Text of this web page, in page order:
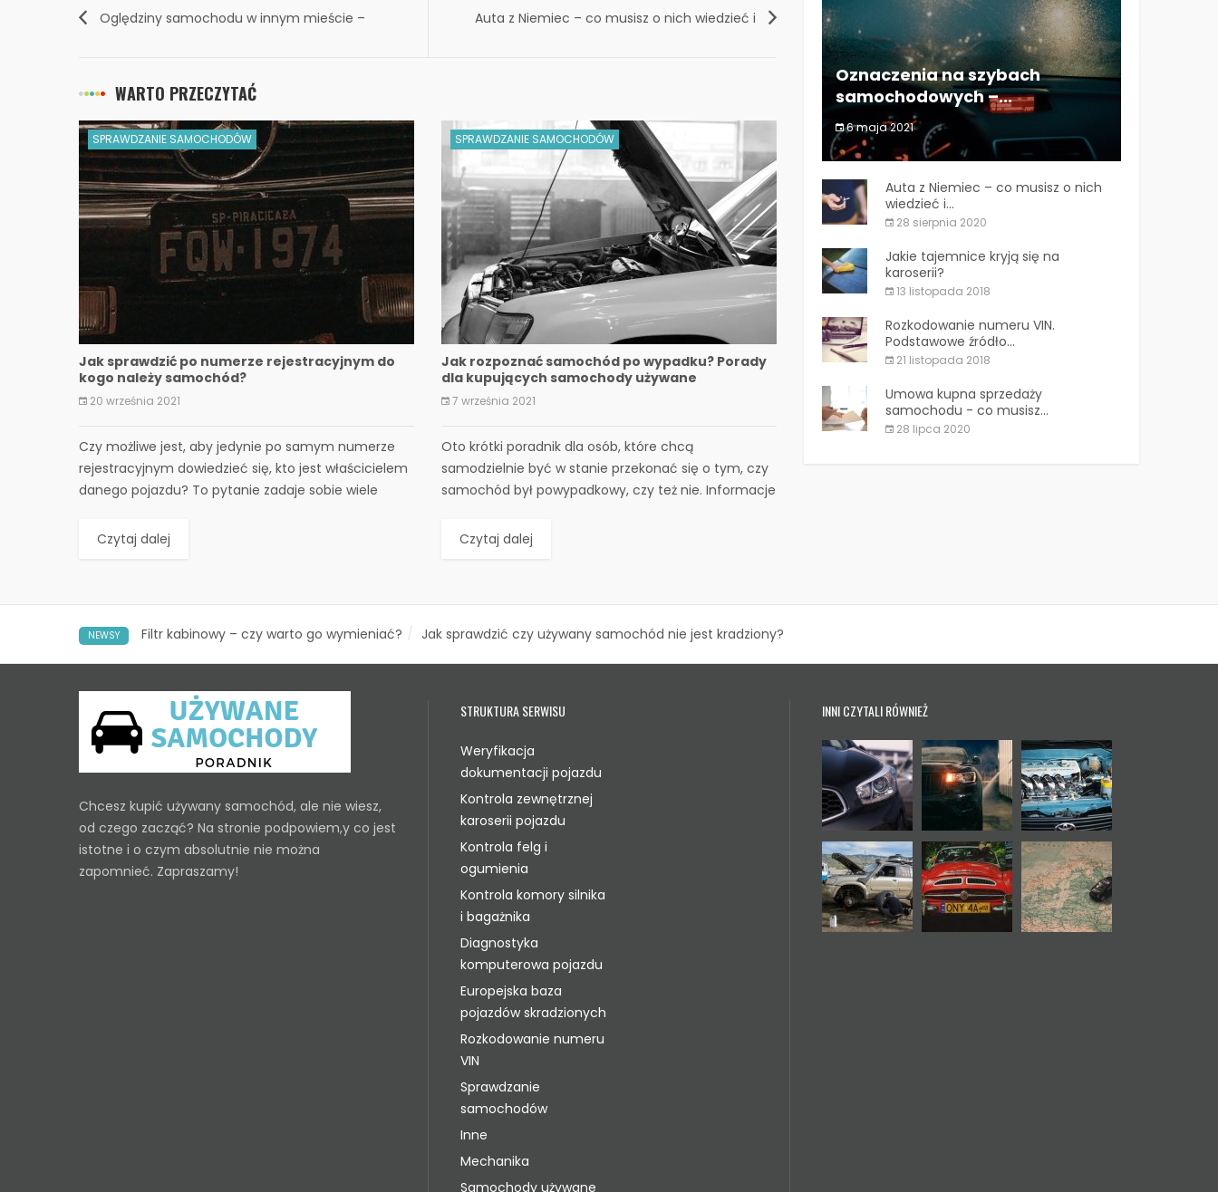
Oględziny samochodu w innym mieście –
Auta z Niemiec – co musisz o nich wiedzieć i
WARTO PRZECZYTAĆ
SPRAWDZANIE SAMOCHODÓW
Jak sprawdzić po numerze rejestracyjnym do
kogo należy samochód?
20 września 2021
​Czy możliwe jest, aby jedynie po samym numerze
rejestracyjnym dowiedzieć się, kto jest właścicielem
danego pojazdu? To pytanie zadaje sobie wiele
Czytaj dalej
SPRAWDZANIE SAMOCHODÓW
Jak rozpoznać samochód po wypadku? Porady
dla kupujących samochody używane
7 września 2021
​Oto krótki poradnik dla osób, które chcą
samodzielnie być w stanie przekonać się o tym, czy
samochód był powypadkowy, czy też nie. Informacje
Czytaj dalej
Oznaczenia na szybach
samochodowych –...
6 maja 2021
Oznaczenia na szybach samochodowych
Auta z Niemiec – co musisz o nich
wiedzieć i...
28 sierpnia 2020
Jakie tajemnice kryją się na
karoserii?
13 listopada 2018
Rozkodowanie numeru VIN.
Podstawowe źródło...
21 listopada 2018
Umowa kupna sprzedaży
samochodu - co musisz...
28 lipca 2020
NEWSY Filtr kabinowy – czy warto go wymieniać? Jak sprawdzić czy używany samochód nie jest kradziony?
Chcesz kupić używany samochód, ale nie wiesz,
od czego zacząć? Na stronie podpowiem,y co jest
istotne i o czym absolutnie nie można
zapomnieć. Zapraszamy!
STRUKTURA SERWISU
Weryfikacja
dokumentacji pojazdu
Kontrola zewnętrznej
karoserii pojazdu
Kontrola felg i
ogumienia
Kontrola komory silnika
i bagażnika
Diagnostyka
komputerowa pojazdu
Europejska baza
pojazdów skradzionych
Rozkodowanie numeru
VIN
Sprawdzanie
samochodów
Inne
Mechanika
Samochody używane
INNI CZYTALI RÓWNIEŻ